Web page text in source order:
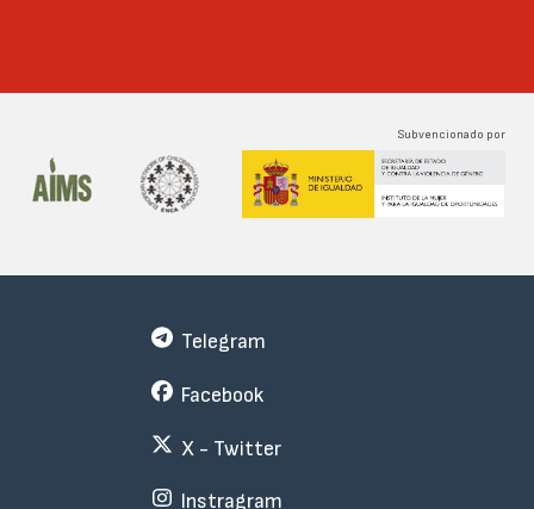
Subvencionado por
Telegram
Facebook
X - Twitter
Instragram